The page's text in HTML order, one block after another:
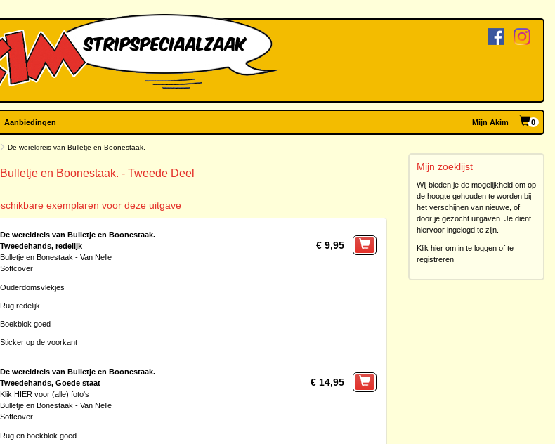
Aanbiedingen Mijn Akim 0
De wereldreis van Bulletje en Boonestaak.
en Boonestaak. - Tweede Deel
exemplaren voor deze uitgave
De wereldreis van Bulletje en Boonestaak.
Tweedehands, redelijk
Bulletje en Bonestaak - Van Nelle
Softcover
Ouderdomsvlekjes
Rug redelijk
Boekblok goed
Sticker op de voorkant
€ 9,95
De wereldreis van Bulletje en Boonestaak.
Tweedehands, Goede staat
Klik HIER voor (alle) foto's
Bulletje en Bonestaak - Van Nelle
Softcover
Rug en boekblok goed
€ 14,95
Mijn zoeklijst
Wij bieden je de mogelijkheid om op
de hoogte gehouden te worden bij
het verschijnen van nieuwe, of
door je gezocht uitgaven. Je dient
hiervoor ingelogd te zijn.
Klik hier om in te loggen of te
registreren